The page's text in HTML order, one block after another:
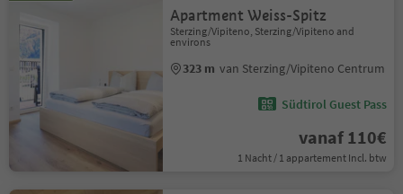
Apartment Weiss-Spitz
Sterzing/Vipiteno, Sterzing/Vipiteno and
environs
323 m van Sterzing/Vipiteno Centrum
Südtirol Guest Pass
vanaf 110€
1 Nacht / 1 appartement Incl. btw